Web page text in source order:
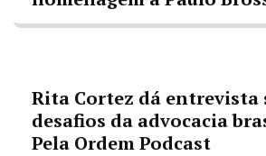
Rita Cortez dá entrevista
desafios da advocacia
Pela Ordem Podcast